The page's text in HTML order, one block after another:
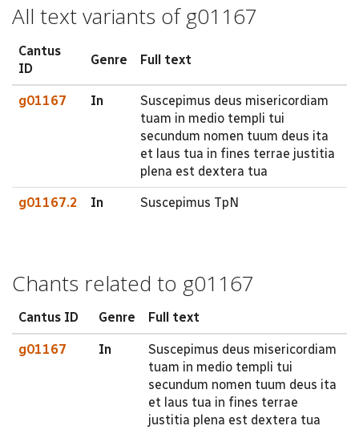
All text variants of g01167
Cantus
ID
Genre Full text
g01167 In
Suscepimus deus misericordiam
tuam in medio templi tui
secundum nomen tuum deus ita
et laus tua in fines terrae justitia
plena est dextera tua
g01167.2 In Suscepimus TpN
Chants related to g01167
Cantus ID Genre Full text
g01167 In
Suscepimus deus misericordiam
tuam in medio templi tui
secundum nomen tuum deus ita
et laus tua in fines terrae
justitia plena est dextera tua